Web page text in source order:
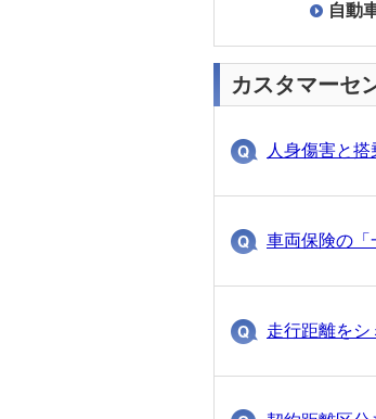
35
自動車保険
自分に責
802 破損・汚
自動
カスタマーセ
人身傷害と
車両保険の「
走行距離をシ